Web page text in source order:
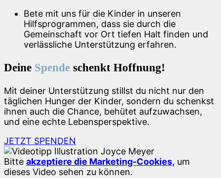
Bete mit uns für die Kinder in unseren
Hilfsprogrammen, dass sie durch die
Gemeinschaft vor Ort tiefen Halt finden und
verlässliche Unterstützung erfahren.
Deine Spende schenkt Hoffnung!
Mit deiner Unterstützung stillst du nicht nur den
täglichen Hunger der Kinder, sondern du schenkst
ihnen auch die Chance, behütet aufzuwachsen,
und eine echte Lebensperspektive.
JETZT SPENDEN
Bitte akzeptiere die Marketing-Cookies, um
dieses Video sehen zu können.